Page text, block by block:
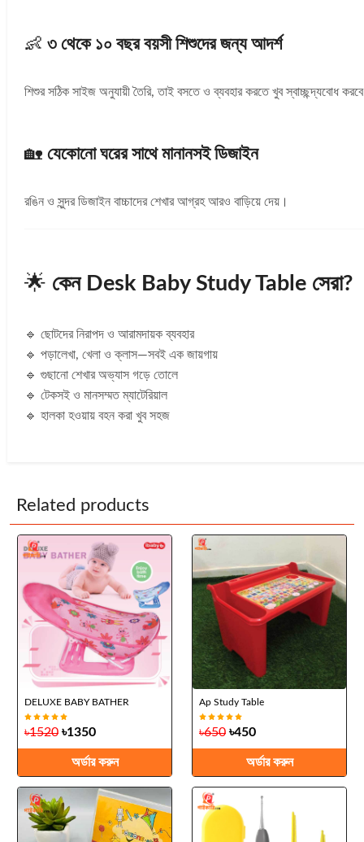
👶 ৩ থেকে ১০ বছর বয়সী শিশুদের জন্য আদর্শ
শিশুর সঠিক সাইজ অনুযায়ী তৈরি, তাই বসতে ও ব্যবহার করতে খুব স্বাচ্ছন্দ্যবোধ
🏡 যেকোনো ঘরের সাথে মানানসই ডিজাইন
রঙিন ও সুন্দর ডিজাইন বাচ্চাদের শেখার আগ্রহ আরও বাড়িয়ে দেয়।
🌟 কেন Desk Baby Study Table সেরা?
🔹 ছোটদের নিরাপদ ও আরামদায়ক ব্যবহার
🔹 পড়ালেখা, খেলা ও ক্লাস—সবই এক জায়গায়
🔹 গুছানো শেখার অভ্যাস গড়ে তোলে
🔹 টেকসই ও মানসম্মত ম্যাটেরিয়াল
🔹 হালকা হওয়ায় বহন করা খুব সহজ
Related products
DELUXE BABY BATHER
৳1520 ৳1350
অর্ডার করুন
Ap Study Table
৳650 ৳450
অর্ডার করুন